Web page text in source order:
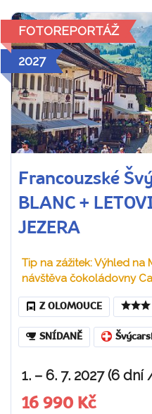
FOTOREPORTÁŽ
2027
Francouzské
BLANC +
JEZERA
Tip na zážitek: Výhled na
návštěva čokoládovny
Z OLOMOUCE
SNÍDANĚ
1. – 6. 7. 2027 (6 dní
16 990 Kč